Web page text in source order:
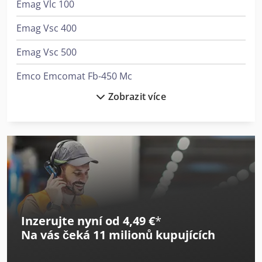
Emag Vlc 100
Emag Vsc 400
Emag Vsc 500
Emco Emcomat Fb-450 Mc
Emco Emcomill E350
Emco Maxxturn 95
Emco Mmv 2000
Emmegi Classic Libra
Emmegi Combi 5 Assi Star
Emmegi Combi Electra Star
Zobrazit více
Inzerujte nyní od 4,49 €*
Na vás čeká 11 milionů kupujících